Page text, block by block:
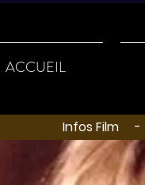
ACCUEIL
Infos Film-